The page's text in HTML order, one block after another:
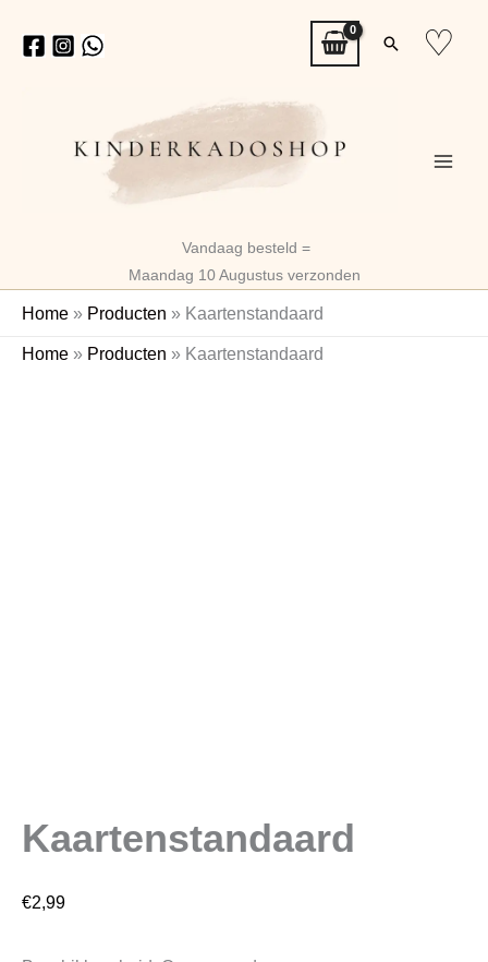
naar
Zoeken
♡
Vandaag besteld =
Maandag 10 Augustus verzonden
Home » Producten » Kaartenstandaard
Home » Producten » Kaartenstandaard
Kaartenstandaard
€2,99
Kaartenstandaard